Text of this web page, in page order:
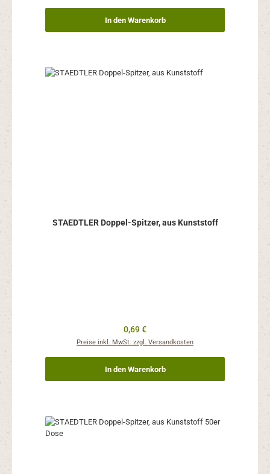
In den Warenkorb
STAEDTLER Doppel-Spitzer, aus Kunststoff
Regulärer Preis:
0,69 €
Preise inkl. MwSt. zzgl. Versandkosten
In den Warenkorb